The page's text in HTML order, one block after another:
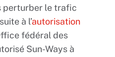
perturber le trafic
à l’autorisation
fédéral des
Sun-Ways à